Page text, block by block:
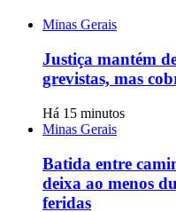
Minas Gerais
Justiça mantém
grevistas, mas
Há 15 minutos
Minas Gerais
Batida entre
deixa ao menos
feridas